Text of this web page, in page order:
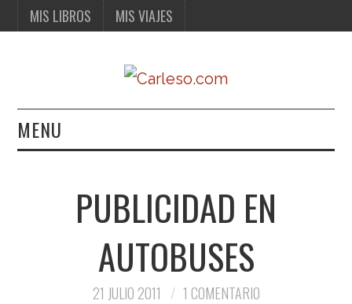
MIS LIBROS MIS VIAJES
MENU
MIS VIAJES
PUBLICIDAD EN
AUTOBUSES
21 JULIO 2011 1 COMENTARIO